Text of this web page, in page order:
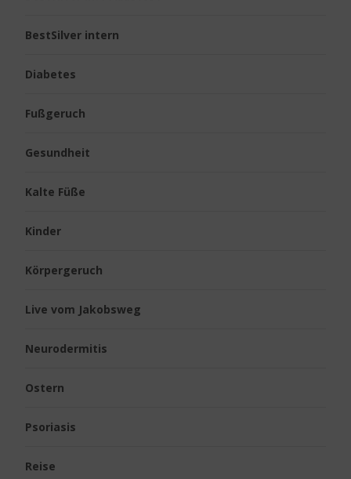
BestSilver intern
Diabetes
Fußgeruch
Gesundheit
Kalte Füße
Kinder
Körpergeruch
Live vom Jakobsweg
Neurodermitis
Ostern
Psoriasis
Reise